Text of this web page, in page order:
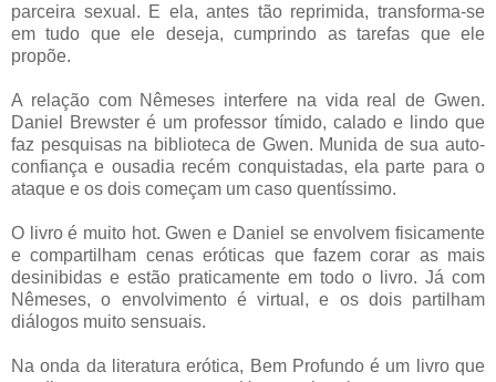
parceira sexual. E ela, antes tão reprimida, transforma-se
em tudo que ele deseja, cumprindo as tarefas que ele
propõe.
A relação com Nêmeses interfere na vida real de Gwen.
Daniel Brewster é um professor tímido, calado e lindo que
faz pesquisas na biblioteca de Gwen. Munida de sua auto-
confiança e ousadia recém conquistadas, ela parte para o
ataque e os dois começam um caso quentíssimo.
O livro é muito hot. Gwen e Daniel se envolvem fisicamente
e compartilham cenas eróticas que fazem corar as mais
desinibidas e estão praticamente em todo o livro. Já com
Nêmeses, o envolvimento é virtual, e os dois partilham
diálogos muito sensuais.
Na onda da literatura erótica, Bem Profundo é um livro que